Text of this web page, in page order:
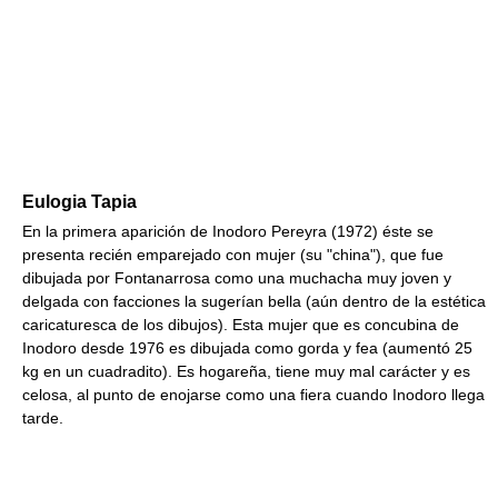
Eulogia Tapia
En la primera aparición de Inodoro Pereyra (1972) éste se
presenta recién emparejado con mujer (su "china"), que fue
dibujada por Fontanarrosa como una muchacha muy joven y
delgada con facciones la sugerían bella (aún dentro de la estética
caricaturesca de los dibujos). Esta mujer que es concubina de
Inodoro desde 1976 es dibujada como gorda y fea (aumentó 25
kg en un cuadradito). Es hogareña, tiene muy mal carácter y es
celosa, al punto de enojarse como una fiera cuando Inodoro llega
tarde.